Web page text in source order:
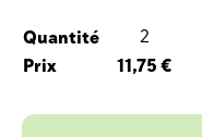
Quantité 2
Prix 11,75 €